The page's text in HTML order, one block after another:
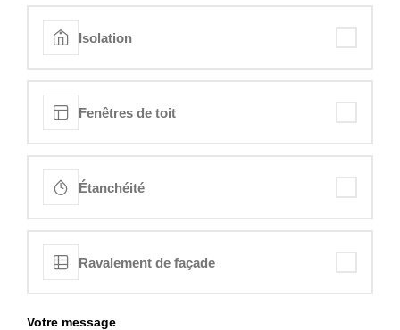
Isolation
Fenêtres de toit
Étanchéité
Ravalement de façade
Votre message